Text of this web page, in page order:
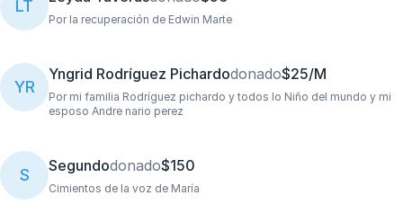
LT
Por la recuperación de Edwin Marte
YR
Yngrid Rodríguez Pichardodonado$25/M
Por mi familia Rodríguez pichardo y todos lo Niño del mundo y mi
esposo Andre nario perez
S Segundodonado$150
Cimientos de la voz de María